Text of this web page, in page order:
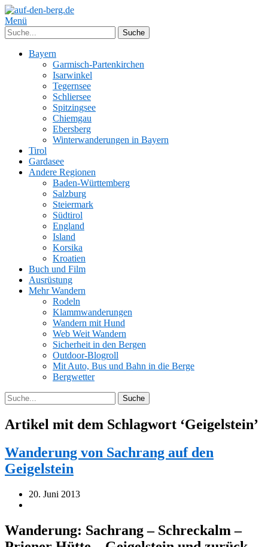
Menü
Bayern
Garmisch-Partenkirchen
Isarwinkel
Tegernsee
Schliersee
Spitzingsee
Chiemgau
Ebersberg
Winterwanderungen in Bayern
Tirol
Gardasee
Andere Regionen
Baden-Württemberg
Salzburg
Steiermark
Südtirol
England
Island
Korsika
Kroatien
Buch und Film
Ausrüstung
Mehr Wandern
Rodeln
Klammwanderungen
Wandern mit Hund
Web Weit Wandern
Sicherheit in den Bergen
Outdoor-Blogroll
Mit Auto, Bus und Bahn in die Berge
Bergwetter
Artikel mit dem Schlagwort ‘Geigelstein’
Wanderung von Sachrang auf den
Geigelstein
20. Juni 2013
Wanderung: Sachrang – Schreckalm –